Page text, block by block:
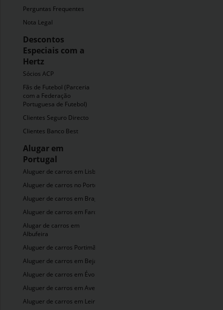
Perguntas Frequentes
Nota Legal
Descontos
Especiais com a
Hertz
Sócios ACP
Fãs de Futebol (Parceria
com a Federação
Portuguesa de Futebol)
Clientes Seguro Directo
Clientes Banco Best
Alugar em
Portugal
Aluguer de carros em Lisboa
Aluguer de carros no Porto
Aluguer de carros em Braga
Aluguer de carros em Faro
Alugar de carros em
Albufeira
Aluguer de carros Portimão
Aluguer de carros em Beja
Aluguer de carros em Évora
Aluguer de carros em Aveiro
Aluguer de carros em Leiria